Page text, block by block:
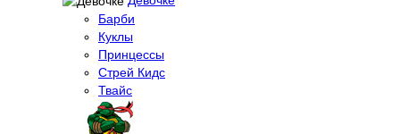
Барби
Куклы
Принцессы
Стрей Кидс
Твайс